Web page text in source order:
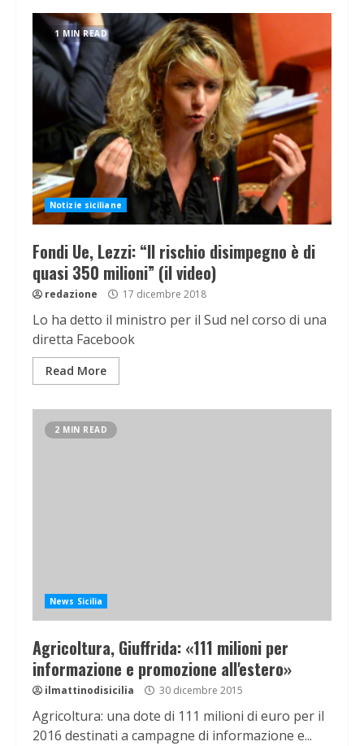
1 MIN READ
Notizie siciliane
Fondi Ue, Lezzi: “Il rischio disimpegno è di
quasi 350 milioni” (il video)
redazione 17 dicembre 2018
Lo ha detto il ministro per il Sud nel corso di una
diretta Facebook
Read More
2 MIN READ
News Sicilia
Agricoltura, Giuffrida: «111 milioni per
informazione e promozione all'estero»
ilmattinodisicilia 30 dicembre 2015
Agricoltura: una dote di 111 milioni di euro per il
2016 destinati a campagne di informazione e...